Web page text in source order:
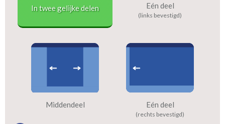
In twee gelijke delen Eén deel
(links bevestigd)
Middendeel Eén deel
(rechts bevestigd)